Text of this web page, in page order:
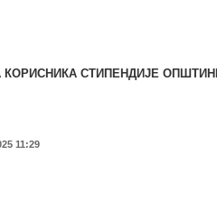
КОРИСНИКА СТИПЕНДИЈЕ
11:29